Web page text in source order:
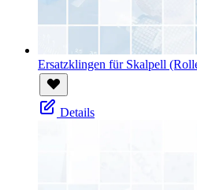
Ersatzklingen für Skalpell
Details